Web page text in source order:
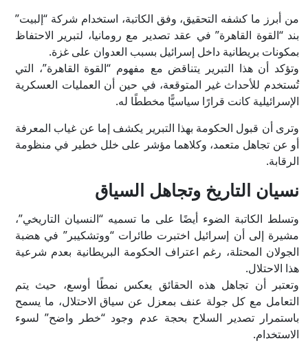
من أبرز ما كشفه التحقيق، وفق الكاتبة، استخدام شركة “إلبيت”
بند “القوة القاهرة” في عقد تصدير مع رومانيا، لتبرير الاحتفاظ
بمكونات بريطانية داخل إسرائيل بسبب العدوان على غزة.
وتؤكد أن هذا التبرير يتناقض مع مفهوم “القوة القاهرة”، التي
تُستخدم للأحداث غير المتوقعة، في حين أن العمليات العسكرية
الإسرائيلية كانت قرارًا سياسيًّا مخططًا له.
وترى أن قبول الحكومة بهذا التبرير يكشف إما عن غياب المعرفة
أو عن تجاهل متعمد، وكلاهما مؤشر على خلل خطير في منظومة
الرقابة.
نسيان التاريخ وتجاهل السياق
وتسلط الكاتبة الضوء أيضًا على ما تسميه “النسيان التاريخي”،
مشيرة إلى أن إسرائيل اختبرت طائرات “ووتشكيبر” في هضبة
الجولان المحتلة، رغم اعتراف الحكومة البريطانية بعدم شرعية
هذا الاحتلال.
وتعتبر أن تجاهل هذه الحقائق يعكس نمطًا أوسع، حيث يتم
التعامل مع كل جولة عنف بمعزل عن سياق الاحتلال، ما يسمح
باستمرار تصدير السلاح بحجة عدم وجود “خطر واضح” لسوء
الاستخدام.